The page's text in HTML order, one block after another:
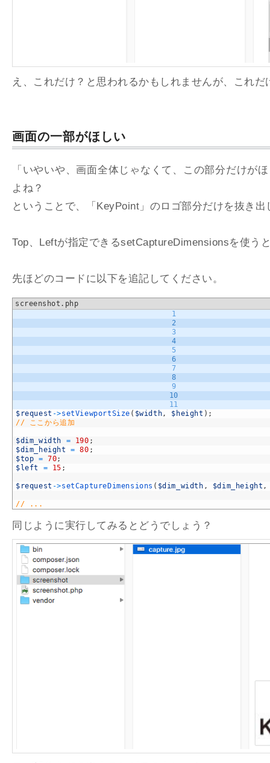
え、これだけ？と思われるかもしれませんが、これだ
画面の一部がほしい
「いやいや、画面全体じゃなくて、この部分だけが
よね？
ということで、「KeyPoint」のロゴ部分だけを抜き出
Top、Leftが指定できるsetCaptureDimensionsを使う
先ほどのコードに以下を追記してください。
screenshot.php
1
2
3
4
5
6
7
8
9
10
11
$request ->setViewportSize ( $width, $height ) ;
// ここから追加
$dim_width = 190 ;
$dim_height
= 80 ;
$top = 70;
$left
= 15 ;
$request ->setCaptureDimensions ( $dim_width , $dim_height ,
// ...
同じように実行してみるとどうでしょう？